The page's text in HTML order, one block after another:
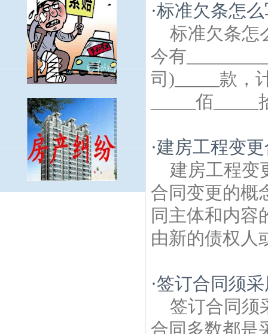
·标准欠条怎
标准欠条怎
今有
司)_____款，
_____佰
·建房工程变
建房工程变
合同变更的概
同主体和内容
由新的债权人
·签订合同须
签订合同须
合同多数都是